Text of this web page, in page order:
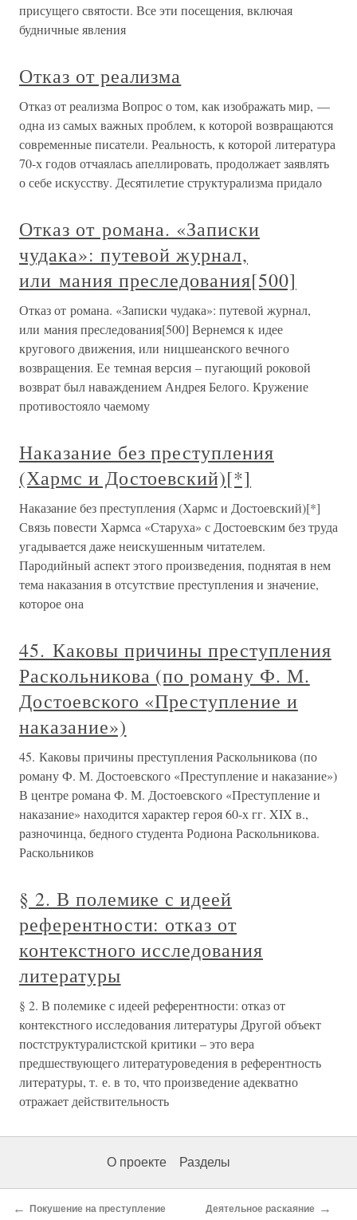
присущего святости. Все эти посещения, включая
будничные явления
Отказ от реализма
Отказ от реализма Вопрос о том, как изображать мир, —
одна из самых важных проблем, к которой возвращаются
современные писатели. Реальность, к которой литература
70-х годов отчаялась апеллировать, продолжает заявлять
о себе искусству. Десятилетие структурализма придало
Отказ от романа. «Записки
чудака»: путевой журнал,
или мания преследования[500]
Отказ от романа. «Записки чудака»: путевой журнал,
или мания преследования[500] Вернемся к идее
кругового движения, или ницшеанского вечного
возвращения. Ее темная версия – пугающий роковой
возврат был наваждением Андрея Белого. Кружение
противостояло чаемому
Наказание без преступления
(Хармс и Достоевский)[*]
Наказание без преступления (Хармс и Достоевский)[*]
Связь повести Хармса «Старуха» с Достоевским без труда
угадывается даже неискушенным читателем.
Пародийный аспект этого произведения, поднятая в нем
тема наказания в отсутствие преступления и значение,
которое она
45. Каковы причины преступления
Раскольникова (по роману Ф. М.
Достоевского «Преступление и
наказание»)
45. Каковы причины преступления Раскольникова (по
роману Ф. М. Достоевского «Преступление и наказание»)
В центре романа Ф. М. Достоевского «Преступление и
наказание» находится характер героя 60-х гг. XIX в.,
разночинца, бедного студента Родиона Раскольникова.
Раскольников
§ 2. В полемике с идеей
референтности: отказ от
контекстного исследования
литературы
§ 2. В полемике с идеей референтности: отказ от
контекстного исследования литературы Другой объект
постструктуралистской критики – это вера
предшествующего литературоведения в референтность
литературы, т. е. в то, что произведение адекватно
отражает действительность
О проекте Разделы
← Покушение на преступление Деятельное раскаяние →